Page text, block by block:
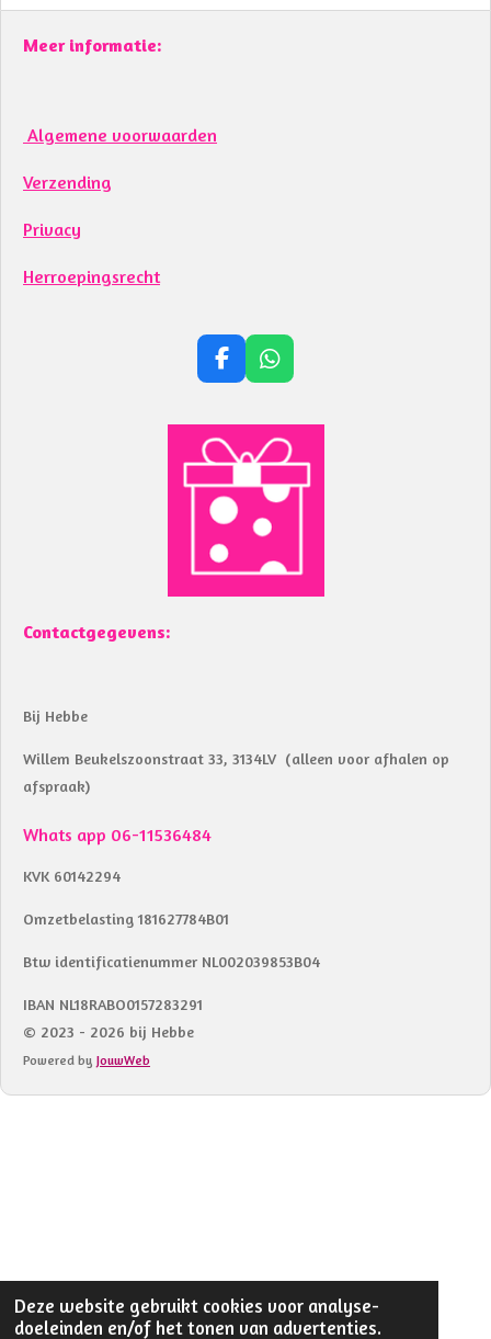
Deze website gebruikt cookies voor analyse-
doeleinden en/of het tonen van advertenties.
Meer informatie:
Algemene voorwaarden
Verzending
Privacy
Herroepingsrecht
F
a
e
b
o
k
W
h
t
s
p
p
Contactgegevens:
Bij Hebbe
Willem Beukelszoonstraat 33, 3134LV (alleen voor afhalen op
afspraak)
Whats app 06-11536484
KVK 60142294
Omzetbelasting 181627784B01
Btw identificatienummer NL002039853B04
IBAN NL18RABO0157283291
© 2023 - 2026 bij Hebbe
Powered by JouwWeb